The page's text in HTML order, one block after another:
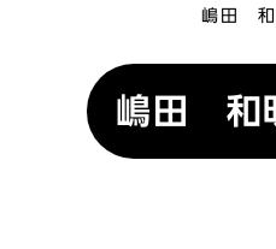
嶋田 和
嶋田 和